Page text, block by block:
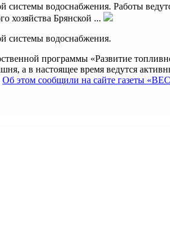
системы водоснабжения. Работы
хозяйства Брянской ...
системы водоснабжения.
программы «Развитие
а в настоящее время ведутся
Об этом сообщили на сайте газеты